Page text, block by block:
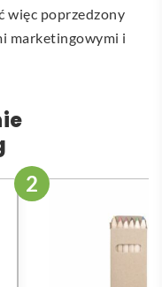
więc poprzedzony
marketingowymi i